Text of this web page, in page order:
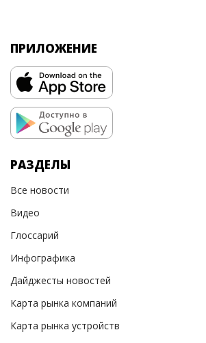
ПРИЛОЖЕНИЕ
РАЗДЕЛЫ
Все новости
Видео
Глоссарий
Инфографика
Дайджесты новостей
Карта рынка компаний
Карта рынка устройств